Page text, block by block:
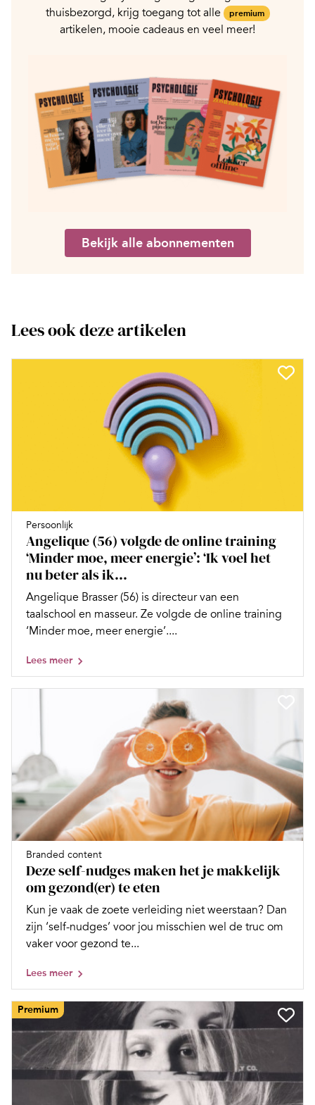
thuisbezorgd, krijg toegang tot alle
premium
artikelen, mooie cadeaus en veel meer!
Bekijk alle abonnementen
Lees ook deze artikelen
Persoonlijk
Angelique (56) volgde de online training
‘Minder moe, meer energie’: ‘Ik voel het
nu beter als ik...
Angelique Brasser (56) is directeur van een
taalschool en masseur. Ze volgde de online training
‘Minder moe, meer energie’....
Lees meer
Branded content
Deze self-nudges maken het je makkelijk
om gezond(er) te eten
Kun je vaak de zoete verleiding niet weerstaan? Dan
zijn ‘self-nudges’ voor jou misschien wel de truc om
vaker voor gezond te...
Lees meer
Premium